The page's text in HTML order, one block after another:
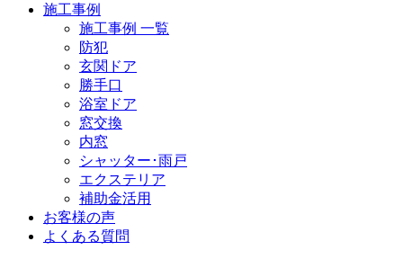
施工事例
施工事例 一覧
防犯
玄関ドア
勝手口
浴室ドア
窓交換
内窓
シャッター･雨戸
エクステリア
補助金活用
お客様の声
よくある質問